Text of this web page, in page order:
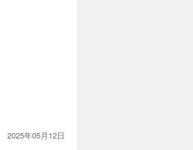
2025年05月12日